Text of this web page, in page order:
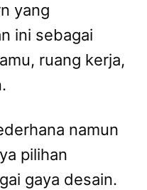
yang
ini sebagai
ruang kerja,
namun
pilihan
gaya desain.